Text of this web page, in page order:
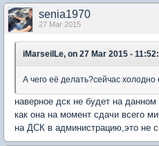
senia1970
27 Mar 2015
iMarseilLe, on 27 Mar 2015 - 11:52:
А чего её делать?сейчас
наверное дск не будет на
как она на момент сдачи всего
на ДСК в администрацию,это не